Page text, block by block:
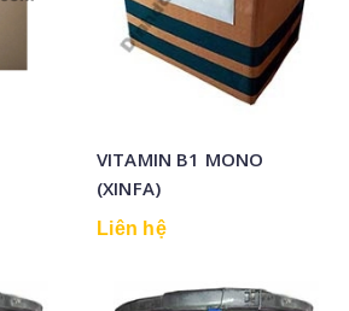
VITAMIN B1 MONO
(XINFA)
Liên hệ